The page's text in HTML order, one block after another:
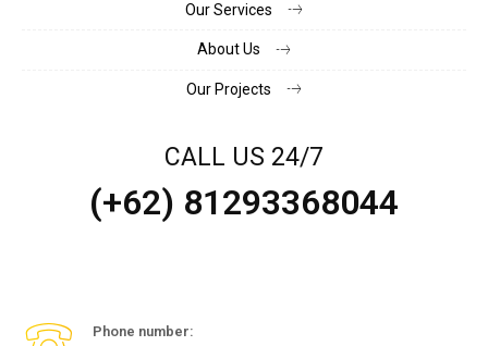
Our Services
About Us
Our Projects
CALL US 24/7
(+62) 81293368044
Phone number: